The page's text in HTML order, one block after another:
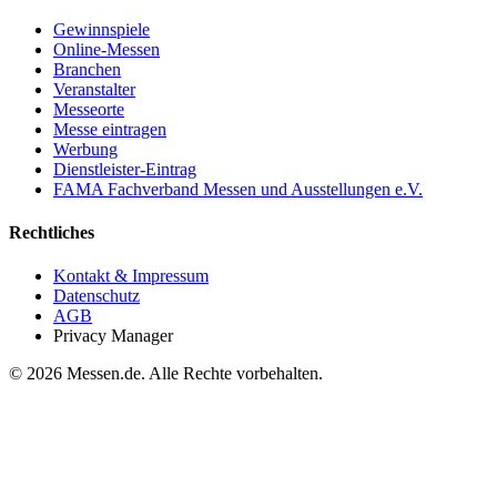
Gewinnspiele
Online-Messen
Branchen
Veranstalter
Messeorte
Messe eintragen
Werbung
Dienstleister-Eintrag
FAMA Fachverband Messen und Ausstellungen e.V.
Rechtliches
Kontakt & Impressum
Datenschutz
AGB
Privacy Manager
© 2026 Messen.de. Alle Rechte vorbehalten.